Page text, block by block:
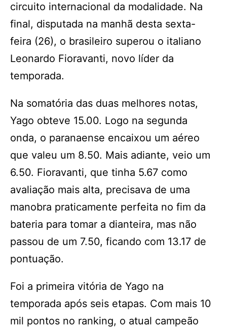
circuito internacional da modalidade. Na
final, disputada na manhã desta sexta-
feira (26), o brasileiro superou o italiano
Leonardo Fioravanti, novo líder da
temporada.
Na somatória das duas melhores notas,
Yago obteve 15.00. Logo na segunda
onda, o paranaense encaixou um aéreo
que valeu um 8.50. Mais adiante, veio um
6.50. Fioravanti, que tinha 5.67 como
avaliação mais alta, precisava de uma
manobra praticamente perfeita no fim da
bateria para tomar a dianteira, mas não
passou de um 7.50, ficando com 13.17 de
pontuação.
Foi a primeira vitória de Yago na
temporada após seis etapas. Com mais 10
mil pontos no ranking, o atual campeão